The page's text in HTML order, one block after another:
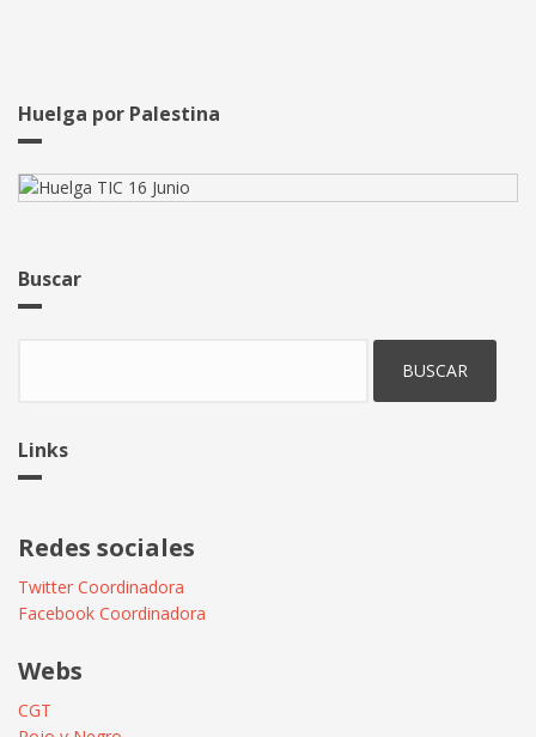
Huelga por Palestina
Buscar
Links
Redes sociales
Twitter Coordinadora
Facebook Coordinadora
Webs
CGT